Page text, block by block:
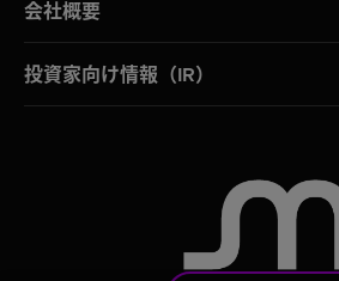
会社概要
投資家向け情報（IR）